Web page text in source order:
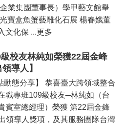
業集團董事長）學甲藝文館舉
寶盒魚蟹藝雕化石展 楊春娥董
文化保 ...更多
級校友林純如榮獲22屆金峰
導人】
動態分享】 恭喜臺大跨領域整合
職專班109級校友─林純如（台
賓室總經理）榮獲 第22屆金鋒
領導人獎項，及其服務團隊台灣